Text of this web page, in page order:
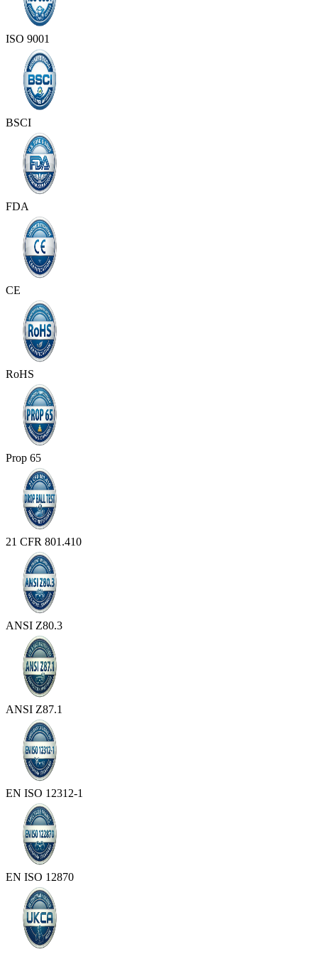
ISO 9001
BSCI
FDA
CE
RoHS
Prop 65
21 CFR 801.410
ANSI Z80.3
ANSI Z87.1
EN ISO 12312-1
EN ISO 12870